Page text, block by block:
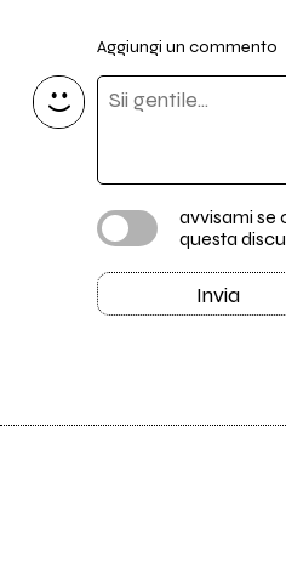
Aggiungi un commento
avvisami se
questa
Invia